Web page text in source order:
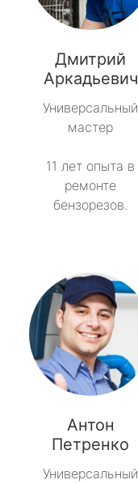
Дмитрий
Аркадьевич
Универсальный
мастер
11 лет опыта в
ремонте
бензорезов.
Антон
Петренко
Универсальный